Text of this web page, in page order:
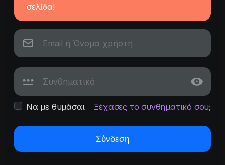
σελίδα!
Να με θυμάσαι Ξέχασες το συνθηματικό σου;
Σύνδεση